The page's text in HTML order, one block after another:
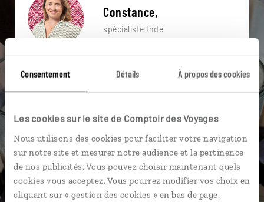
Consentement Détails À propos des cookies
Les cookies sur le site de Comptoir des Voyages
Nous utilisons des cookies pour faciliter votre navigation
sur notre site et mesurer notre audience et la pertinence
de nos publicités. Vous pouvez choisir maintenant quels
cookies vous acceptez. Vous pourrez modifier vos choix en
cliquant sur « gestion des cookies » en bas de page.
Constance,
spécialiste Inde
Suivez vos envies et demandez conseils à nos
spécialistes
près de vos envies et de la réalité du pays.
Échangez en face à face ou depuis nos studios
connectés en agence, mais aussi par email ou
téléphone.
Vous gardez le même interlocuteur avant,
pendant et après votre voyage.